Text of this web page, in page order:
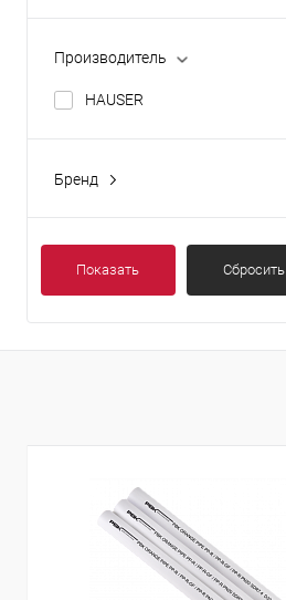
Производитель
HAUSER
Бренд
Показать Сбросить